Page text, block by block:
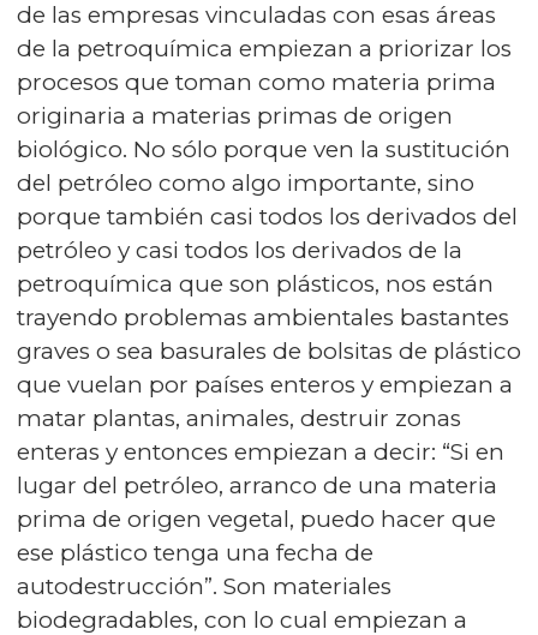
de las empresas vinculadas con esas áreas
de la petroquímica empiezan a priorizar los
procesos que toman como materia prima
originaria a materias primas de origen
biológico. No sólo porque ven la sustitución
del petróleo como algo importante, sino
porque también casi todos los derivados del
petróleo y casi todos los derivados de la
petroquímica que son plásticos, nos están
trayendo problemas ambientales bastantes
graves o sea basurales de bolsitas de plástico
que vuelan por países enteros y empiezan a
matar plantas, animales, destruir zonas
enteras y entonces empiezan a decir: “Si en
lugar del petróleo, arranco de una materia
prima de origen vegetal, puedo hacer que
ese plástico tenga una fecha de
autodestrucción”. Son materiales
biodegradables, con lo cual empiezan a